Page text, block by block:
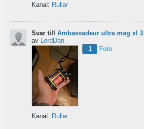
Kanal: Rullar
Svar till Ambassadeur ultra mag xl 3
av LordDan
1
Foto
Kanal: Rullar